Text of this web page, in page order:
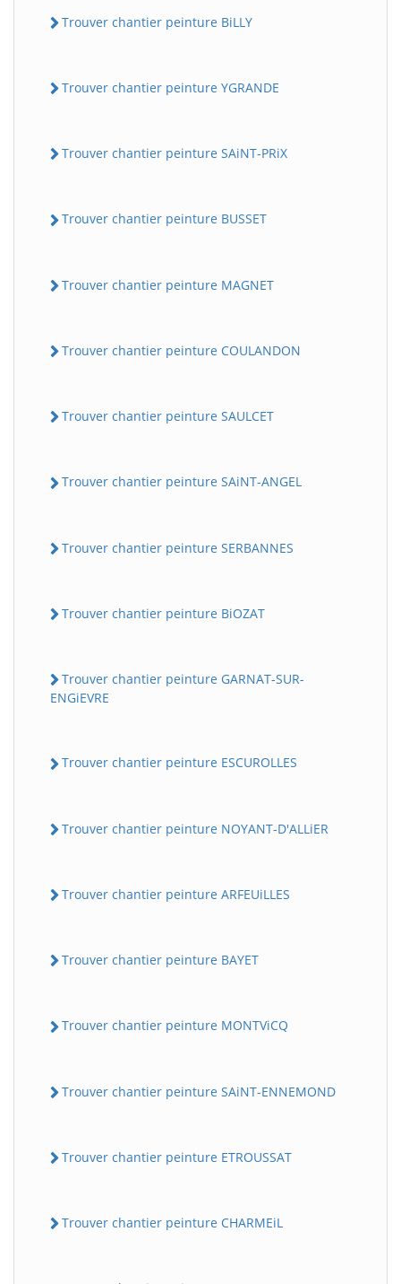
Trouver chantier peinture BiLLY
Trouver chantier peinture YGRANDE
Trouver chantier peinture SAiNT-PRiX
Trouver chantier peinture BUSSET
Trouver chantier peinture MAGNET
Trouver chantier peinture COULANDON
Trouver chantier peinture SAULCET
Trouver chantier peinture SAiNT-ANGEL
Trouver chantier peinture SERBANNES
Trouver chantier peinture BiOZAT
Trouver chantier peinture GARNAT-SUR-
ENGiEVRE
Trouver chantier peinture ESCUROLLES
Trouver chantier peinture NOYANT-D'ALLiER
Trouver chantier peinture ARFEUiLLES
Trouver chantier peinture BAYET
Trouver chantier peinture MONTViCQ
Trouver chantier peinture SAiNT-ENNEMOND
Trouver chantier peinture ETROUSSAT
Trouver chantier peinture CHARMEiL
BatiWebPro